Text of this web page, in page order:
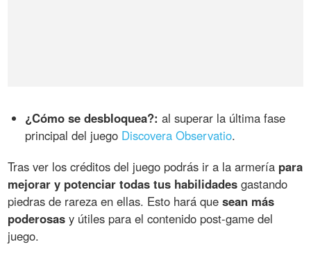
¿Cómo se desbloquea?: al superar la última fase
principal del juego Discovera Observatio.
Tras ver los créditos del juego podrás ir a la armería para
mejorar y potenciar todas tus habilidades gastando
piedras de rareza en ellas. Esto hará quesean más
poderosas y útiles para el contenido post-game del
juego.